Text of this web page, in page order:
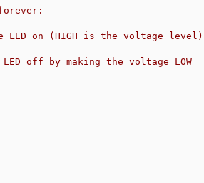
on (HIGH is the voltage level)
off by making the voltage LOW